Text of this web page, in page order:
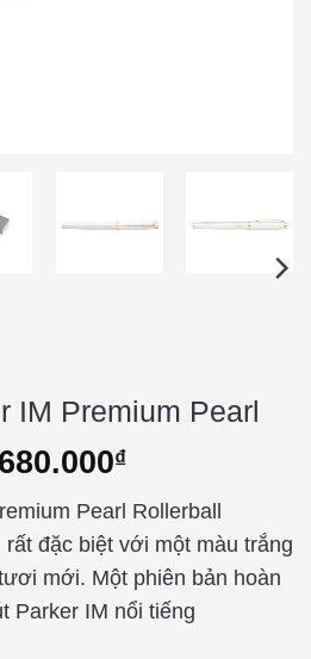
IM Premium Pearl
₫
Pearl Rollerball
đặc biệt với một màu trắng
mới. Một phiên bản hoàn
Parker IM nổi tiếng